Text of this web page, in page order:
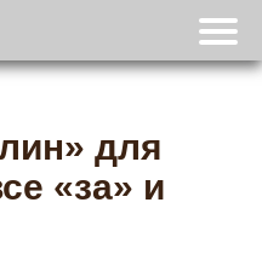
для
«за» и